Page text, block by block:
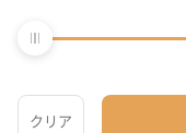
ホワイトデーに人気